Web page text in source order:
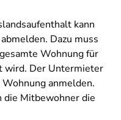
kann
Dazu muss
Wohnung für
wird. Der Untermieter
anmelden.
die Mitbewohner die